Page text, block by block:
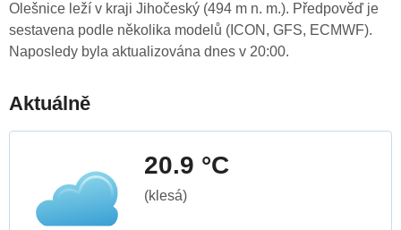
Olešnice leží v kraji Jihočeský (494 m n. m.). Předpověď je
sestavena podle několika modelů (ICON, GFS, ECMWF).
Naposledy byla aktualizována dnes v 20:00.
Aktuálně
20.9 °C
(klesá)